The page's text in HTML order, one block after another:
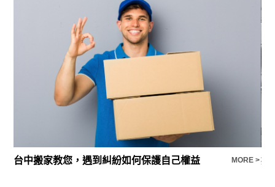
台中搬家教您，遇到糾紛如何保護自己權益 MORE >搬